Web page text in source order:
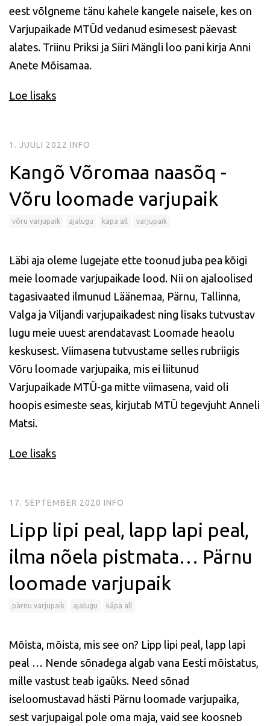
eest võlgneme tänu kahele kangele naisele, kes on
Varjupaikade MTÜd vedanud esimesest päevast
alates. Triinu Priksi ja Siiri Mängli loo pani kirja Anni
Anete Mõisamaa.
Loe lisaks
1. JUULI 2022 INFO
Kangõ Võromaa naasõq -
Võru loomade varjupaik
võru varjupaik ajalugu käpa all varjupaik
Läbi aja oleme lugejate ette toonud juba pea kõigi
meie loomade varjupaikade lood. Nii on ajaloolised
tagasivaated ilmunud Läänemaa, Pärnu, Tallinna,
Valga ja Viljandi varjupaikadest ning lisaks tutvustav
lugu meie uuest arendatavast Loomade heaolu
keskusest. Viimasena tutvustame selles rubriigis
Võru loomade varjupaika, mis ei liitunud
Varjupaikade MTÜ-ga mitte viimasena, vaid oli
hoopis esimeste seas, kirjutab MTÜ tegevjuht Anneli
Matsi.
Loe lisaks
17. SEPTEMBER 2020 INFO
Lipp lipi peal, lapp lapi peal,
ilma nõela pistmata… Pärnu
loomade varjupaik
pärnu varjupaik ajalugu käpa all
Mõista, mõista, mis see on? Lipp lipi peal, lapp lapi
peal … Nende sõnadega algab vana Eesti mõistatus,
mille vastust teab igaüks. Need sõnad
iseloomustavad hästi Pärnu loomade varjupaika,
sest varjupaigal pole oma maja, vaid see koosneb